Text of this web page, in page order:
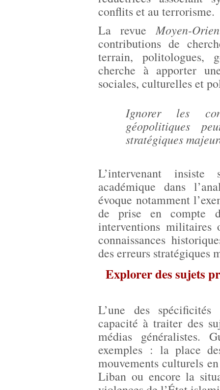
conflits et au terrorisme.
La revueMoyen-
contributions de
terrain, politologues,
cherche à apporter
sociales, culturelles et
Ignorer les
géopolitiques
stratégiques
L’intervenant insiste
académique dans
évoque notamment
de prise en compte
interventions militaires
connaissances
des erreurs stratégiques
Explorer des sujets
L’une des
capacité à traiter des
médias généralistes.
exemples : la place
mouvements culturels
Liban ou encore la